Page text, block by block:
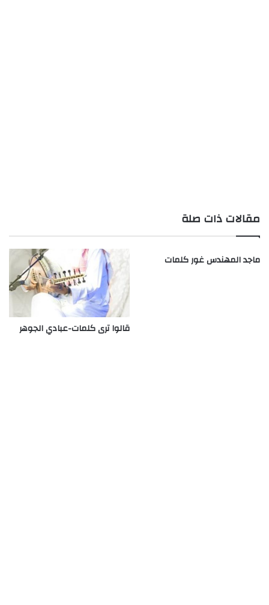
مقالات ذات صلة
ماجد المهندس غور كلمات
قالوا ترى كلمات-عبادي الجوهر